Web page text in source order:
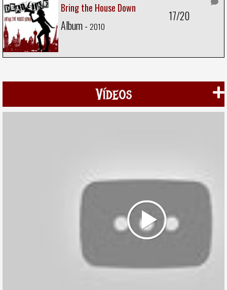
Bring the House Down
Album - 2010
17/20
Vídeos